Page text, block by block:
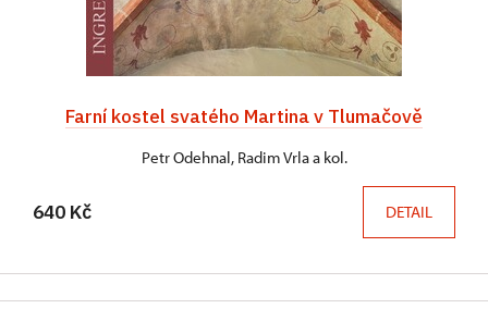
Farní kostel svatého Martina v Tlumačově
Petr Odehnal, Radim Vrla a kol.
640 Kč DETAIL